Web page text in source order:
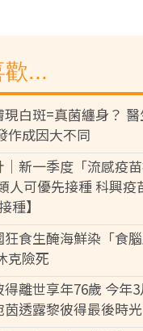
...
白斑=真菌纏身？
作成因大不同
新一季度「流感疫
人可優先接種 科興疫
種】
食生醃海鮮染「食
克險死
離世享年76歲 今年
透露黎彼得最後時光